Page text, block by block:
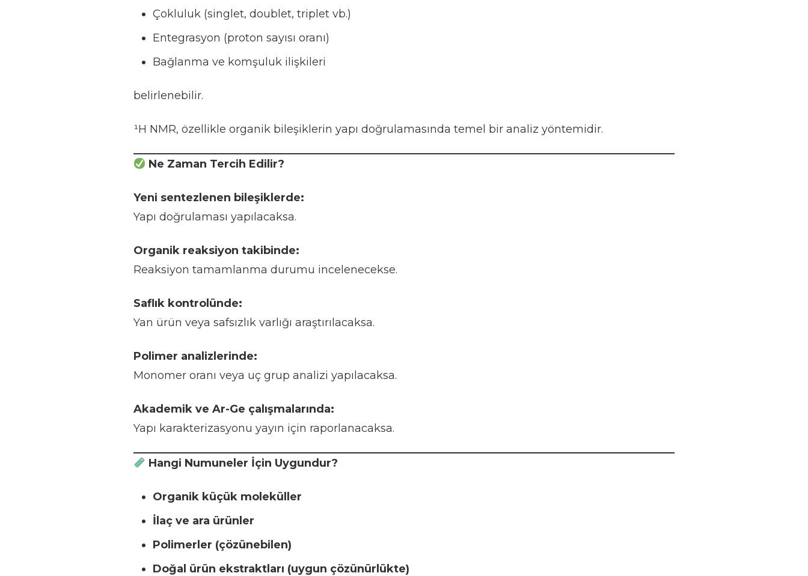
Çokluluk (singlet, doublet, triplet vb.)
Entegrasyon (proton sayısı oranı)
Bağlanma ve komşuluk ilişkileri
belirlenebilir.
¹H NMR, özellikle organik bileşiklerin yapı doğrulamasında temel bir analiz yöntemidir.
Ne Zaman Tercih Edilir?
Yeni sentezlenen bileşiklerde:
Yapı doğrulaması yapılacaksa.
Organik reaksiyon takibinde:
Reaksiyon tamamlanma durumu incelenecekse.
Saflık kontrolünde:
Yan ürün veya safsızlık varlığı araştırılacaksa.
Polimer analizlerinde:
Monomer oranı veya uç grup analizi yapılacaksa.
Akademik ve Ar-Ge çalışmalarında:
Yapı karakterizasyonu yayın için raporlanacaksa.
Hangi Numuneler İçin Uygundur?
Organik küçük moleküller
İlaç ve ara ürünler
Polimerler (çözünebilen)
Doğal ürün ekstraktları (uygun çözünürlükte)